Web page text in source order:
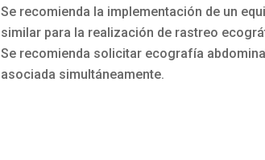
Se recomienda la implementación de un
similar para la realización de rastreo
Se recomienda solicitar ecografía
asociada simultáneamente.